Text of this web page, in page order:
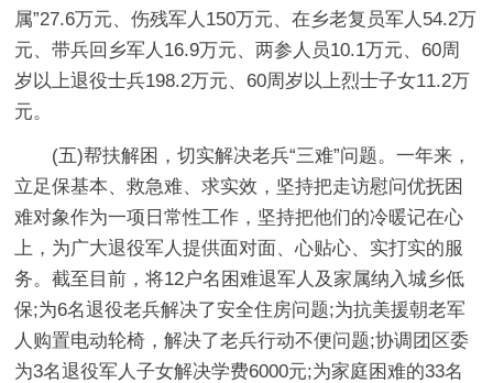
属”27.6万元、伤残军人150万元、在乡老复员军人54.2万
元、带兵回乡军人16.9万元、两参人员10.1万元、60周
岁以上退役士兵198.2万元、60周岁以上烈士子女11.2万
元。
(五)帮扶解困，切实解决老兵“三难”问题。一年来，
立足保基本、救急难、求实效，坚持把走访慰问优抚困
难对象作为一项日常性工作，坚持把他们的冷暖记在心
上，为广大退役军人提供面对面、心贴心、实打实的服
务。截至目前，将12户名困难退军人及家属纳入城乡低
保;为6名退役老兵解决了安全住房问题;为抗美援朝老军
人购置电动轮椅，解决了老兵行动不便问题;协调团区委
为3名退役军人子女解决学费6000元;为家庭困难的33名